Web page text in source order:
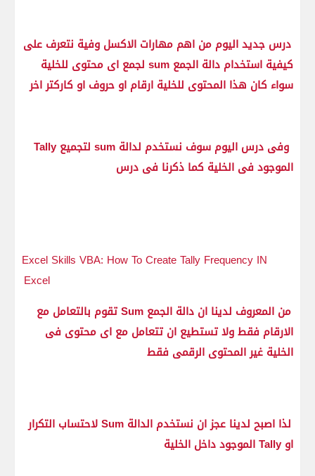
درس جديد اليوم من اهم مهارات الاكسل وفية نتعرف على
كيفية استخدام دالة الجمع sum لجمع اى محتوى للخلية
سواء كان هذا المحتوى للخلية ارقام او حروف او كاركتر اخر
وفى درس اليوم سوف نستخدم لدالة sum لتجميع Tally
الموجود فى الخلية كما ذكرنا فى درس
Excel Skills VBA: How To Create Tally Frequency IN
Excel
من المعروف لدينا ان دالة الجمع Sum تقوم بالتعامل مع
الارقام فقط ولا تستطيع ان تتعامل مع اى محتوى فى
الخلية غير المحتوى الرقمى فقط
لذا اصبح لدينا عجز ان نستخدم الدالة Sum لاحتساب التكرار
او Tally الموجود داخل الخلية